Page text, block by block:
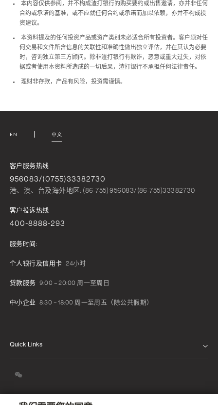
本内容仅供参阅，并不构成渣打银行的购买要约或出售邀请，亦并非任何
合约或承诺的基准，或不应就任何合约或承诺而加以依赖，亦并不构成投
资建议。
本资料提及的任何投资产品或资产类别未必适合所有投资者。客户须对任
何交易和文件所含信息的关联性和准确性做出独立评估，并在其认为必要
时，咨询独立第三方顾问。除非渣打银行有欺诈，恶意或重大过失，对依
据或者使用本资料所造成的一切后果，渣打银行不承担任何法律责任。
理财非存款，产品有风险，投资需谨慎。
EN 中文
客户服务热线
956083/(0755)33382730
港、澳、台及海外地区: (86-755) 956083/(86-755)33382730
客户投诉热线
400-8888-293
服务时间:
个人银行及信用卡 24小时
贷款服务 9:00 – 20:00 周一至周日
中小企业 8:30 – 18:00 周一至周五（除公共假期）
Quick Links
我们的信念